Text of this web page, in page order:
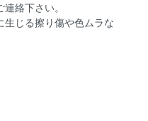
絡下さい。
じる擦り傷や色ムラな